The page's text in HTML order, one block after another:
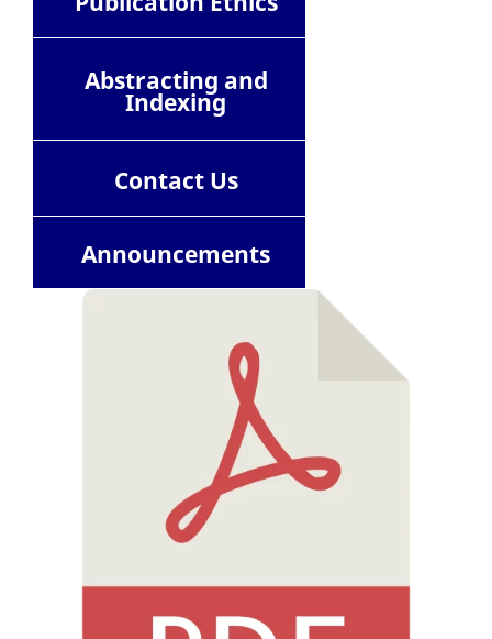
Abstracting and
Indexing
ContactUs
Announcements